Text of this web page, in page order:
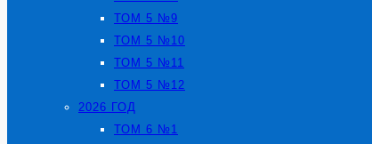
ТОМ 5 №9
ТОМ 5 №10
ТОМ 5 №11
ТОМ 5 №12
2026 ГОД
ТОМ 6 №1